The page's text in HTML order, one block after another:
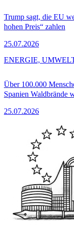
Trump sagt, die EU
hohen Preis“ zahlen
25.07.2026
Über 100.000
Spanien Waldbrände
25.07.2026
ENERGIE,